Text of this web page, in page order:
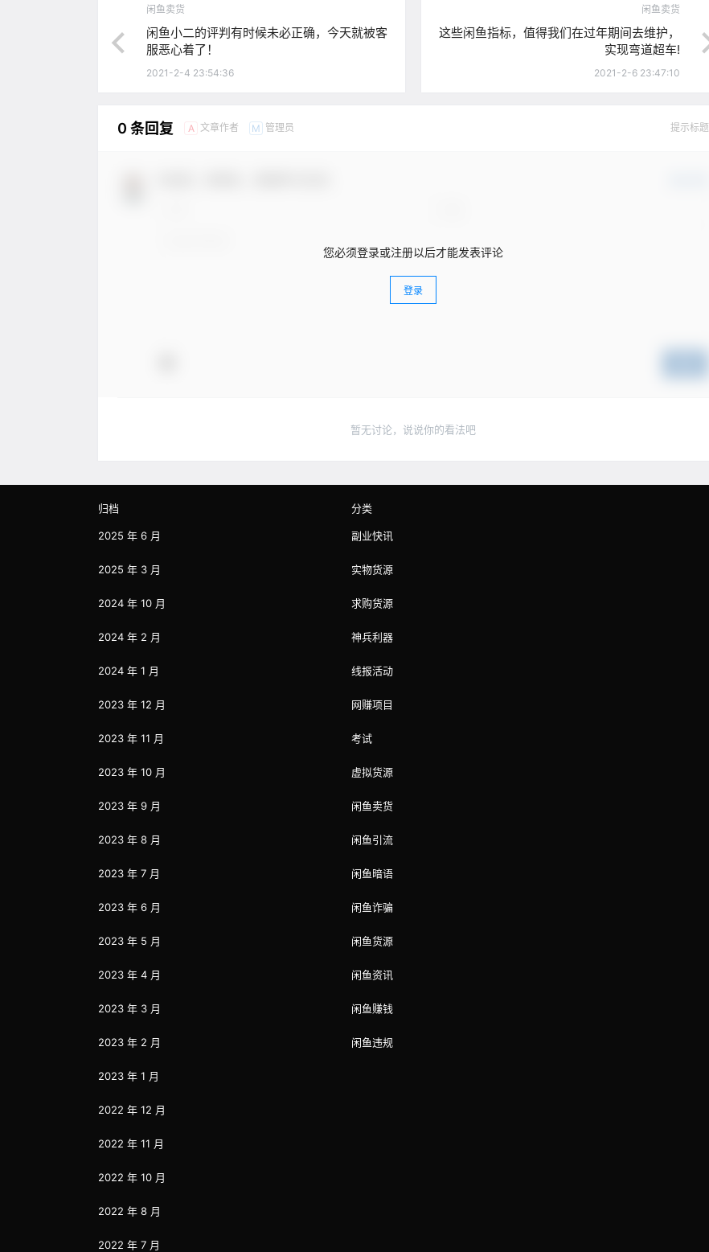
闲鱼卖货
闲鱼小二的评判有时候未必正确，今天就被客
服恶心着了！
2021-2-4 23:54:36
闲鱼卖货
这些闲鱼指标，值得我们在过年期间去维护，
实现弯道超车!
2021-2-6 23:47:10
0 条回复 A 文章作者 M 管理员 提示标题
您必须登录或注册以后才能发表评论
登录
暂无讨论，说说你的看法吧
归档
2025 年 6 月
2025 年 3 月
2024 年 10 月
2024 年 2 月
2024 年 1 月
2023 年 12 月
2023 年 11 月
2023 年 10 月
2023 年 9 月
2023 年 8 月
2023 年 7 月
2023 年 6 月
2023 年 5 月
2023 年 4 月
2023 年 3 月
2023 年 2 月
2023 年 1 月
2022 年 12 月
2022 年 11 月
2022 年 10 月
2022 年 8 月
2022 年 7 月
分类
副业快讯
实物货源
求购货源
神兵利器
线报活动
网赚项目
考试
虚拟货源
闲鱼卖货
闲鱼引流
闲鱼暗语
闲鱼诈骗
闲鱼货源
闲鱼资讯
闲鱼赚钱
闲鱼违规